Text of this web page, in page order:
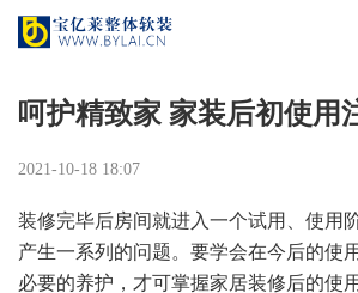
呵护精致家 家装后初使用
2021-10-18 18:07
装修完毕后房间就进入一个试用、使用
产生一系列的问题。要学会在今后的使
必要的养护，才可掌握家居装修后的使